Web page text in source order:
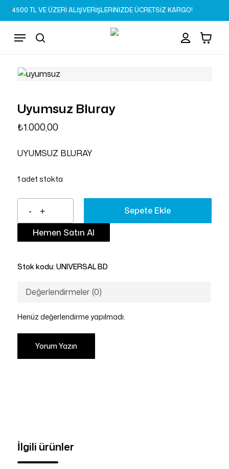
Skip
to
content
4500 TL VE ÜZERİ ALIŞVERİŞLERİNİZDE ÜCRETSİZ KARGO!
search
Menu Sepet Close
Cart
Uyumsuz Bluray
₺1.000,00
UYUMSUZ BLURAY
1 adet stokta
Sepete Ekle
Hemen Satın Al
Stok kodu: UNIVERSAL BD
Değerlendirmeler (0)
Henüz değerlendirme yapılmadı.
Yorum Yazın
İlgili ürünler